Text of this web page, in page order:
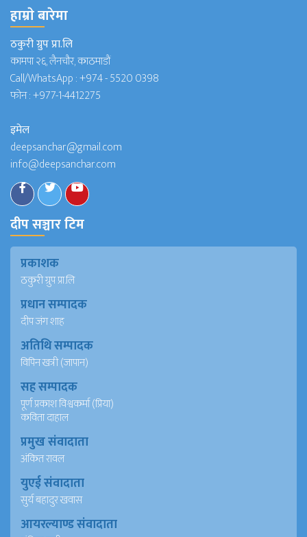
हाम्राे बारेमा
ठकुरी ग्रुप प्रा.लि
कामपा २६, लैनचौर, काठमाडौं
Call/WhatsApp :+974 - 5520 0398
फोन :+977-1-4412275
इमेल
deepsanchar@gmail.com
info@deepsanchar.com
दीप सञ्चार टिम
प्रकाशक
ठकुरी ग्रुप प्रा.लि
प्रधान सम्पादक
दीप जंग शाह
अतिथि सम्पादक
विपिन खत्री (जापान)
सह सम्पादक
पूर्ण प्रकाश विश्वकर्मा (प्रिया)
कविता दाहाल
प्रमुख संवादाता
अंकित रावल
युएई संवादाता
सुर्य बहादुर खवास
आयरल्याण्ड संवादाता